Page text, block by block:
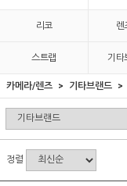
리코 렌
스트랩 기타
카메라/렌즈 기타브랜드
정렬